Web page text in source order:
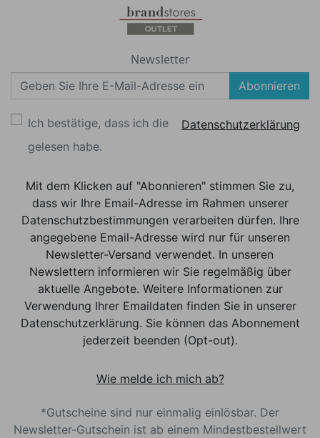
Newsletter
Abonnieren
Ich bestätige, dass ich die
Datenschutzerklärung
gelesen habe.
Mit dem Klicken auf "Abonnieren" stimmen Sie zu,
dass wir Ihre Email-Adresse im Rahmen unserer
Datenschutzbestimmungen verarbeiten dürfen. Ihre
angegebene Email-Adresse wird nur für unseren
Newsletter-Versand verwendet. In unseren
Newslettern informieren wir Sie regelmäßig über
aktuelle Angebote. Weitere Informationen zur
Verwendung Ihrer Emaildaten finden Sie in unserer
Datenschutzerklärung. Sie können das Abonnement
jederzeit beenden (Opt-out).
Wie melde ich mich ab?
*Gutscheine sind nur einmalig einlösbar. Der
Newsletter-Gutschein ist ab einem Mindestbestellwert